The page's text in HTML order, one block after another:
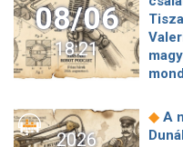
jön a
08/06
18:21
2026
◆ A